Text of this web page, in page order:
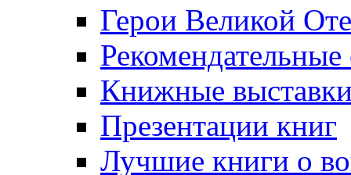
Герои Великой
Рекомендательные
Книжные
Презентации книг
Лучшие книги о